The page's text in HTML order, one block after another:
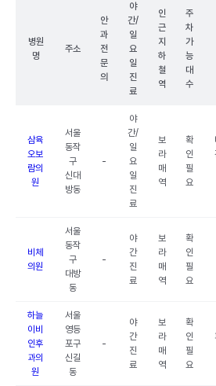
병원
명
주소
안
과
전
문
의
야
간/
일
요
일
진
료
인
근
지
하
철
역
주
차
가
능
대
수
삼육
오보
람의
원
서울
동작
구
신대
방동
-
야
간/
일
요
일
진
료
보
라
매
역
확
인
필
요
비체
의원
서울
동작
구
대방
동
-
야
간
진
료
보
라
매
역
확
인
필
요
하늘
이비
인후
과의
원
서울
영등
포구
신길
동
-
야
간
진
료
보
라
매
역
확
인
필
요